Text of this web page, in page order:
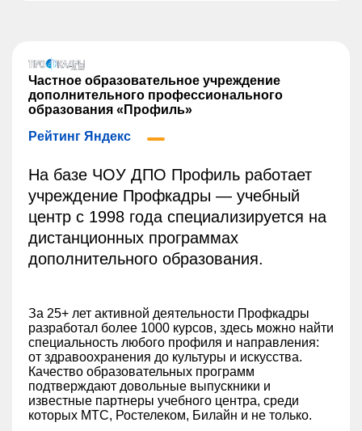
Частное образовательное учреждение
дополнительного профессионального
образования «Профиль»
Рейтинг Яндекс
На базе ЧОУ ДПО Профиль работает
учреждение Профкадры — учебный
центр с 1998 года специализируется на
дистанционных программах
дополнительного образования.
За 25+ лет активной деятельности Профкадры
разработал более 1000 курсов, здесь можно найти
специальность любого профиля и направления:
от здравоохранения до культуры и искусства.
Качество образовательных программ
подтверждают довольные выпускники и
известные партнеры учебного центра, среди
которых МТС, Ростелеком, Билайн и не только.